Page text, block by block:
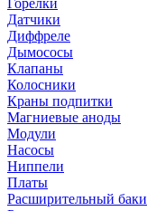
Горелки
Датчики
Диффреле
Дымососы
Клапаны
Колосники
Краны подпитки
Магниевые аноды
Модули
Насосы
Ниппели
Платы
Расширительный баки